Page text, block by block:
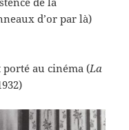
d’or par là)
au cinéma (La